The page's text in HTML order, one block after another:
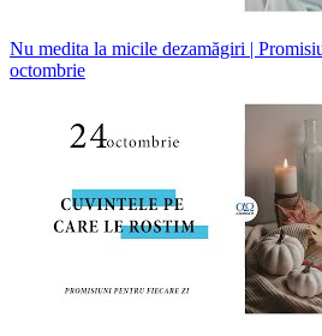
Nu medita la micile dezamăgiri |
octombrie